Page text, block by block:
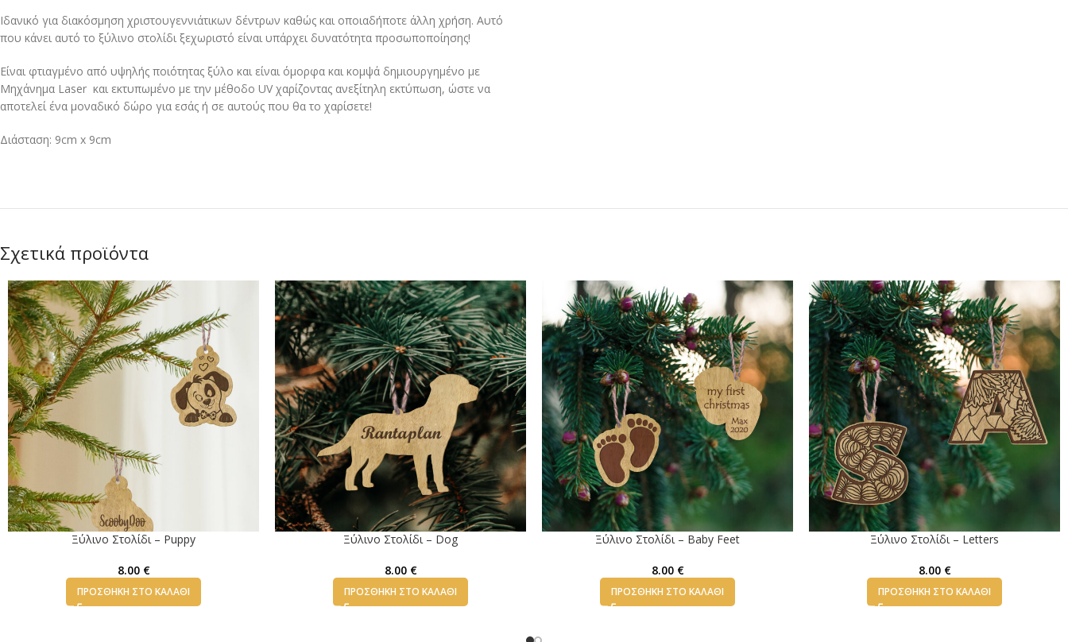
Ιδανικό για διακόσμηση χριστουγεννιάτικων δέντρων καθώς και οποιαδήποτε άλλη χρήση. Αυτό
που κάνει αυτό το ξύλινο στολίδι ξεχωριστό είναι υπάρχει δυνατότητα προσωποποίησης!
Είναι φτιαγμένο από υψηλής ποιότητας ξύλο και είναι όμορφα και κομψά δημιουργημένο με
Μηχάνημα Laser και εκτυπωμένο με την μέθοδο UV χαρίζοντας ανεξίτηλη εκτύπωση, ώστε να
αποτελεί ένα μοναδικό δώρο για εσάς ή σε αυτούς που θα το χαρίσετε!
Διάσταση: 9cm x 9cm
Σχετικά προϊόντα
Ξύλινo Στολίδι – Puppy
8.00 €
ΠΡΟΣΘΉΚΗ ΣΤΟ ΚΑΛΆΘΙ
Ξύλινo Στολίδι – Dog
8.00 €
ΠΡΟΣΘΉΚΗ ΣΤΟ ΚΑΛΆΘΙ
Ξύλινο Στολίδι – Baby Feet
8.00 €
ΠΡΟΣΘΉΚΗ ΣΤΟ ΚΑΛΆΘΙ
Ξύλινο Στολίδι – Letters
8.00 €
ΠΡΟΣΘΉΚΗ ΣΤΟ ΚΑΛΆΘΙ